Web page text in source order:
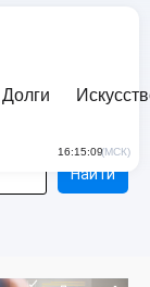
Долги
16:15:09(МСК)
Найти